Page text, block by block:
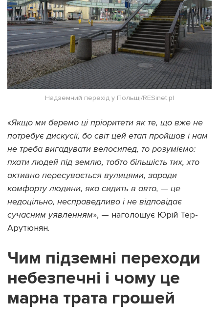
Надземний перехід у Польщі/RESinet.pl
«Якщо ми беремо ці пріоритети як те, що вже не
потребує дискусії, бо світ цей етап пройшов і нам
не треба вигадувати велосипед, то розуміємо:
пхати людей під землю, тобто більшість тих, хто
активно пересувається вулицями, заради
комфорту людини, яка сидить в авто, — це
недоцільно, несправедливо і не відповідає
сучасним уявленням», — наголошує Юрій Тер-
Арутюнян.
Чим підземні переходи
небезпечні і чому це
марна трата грошей